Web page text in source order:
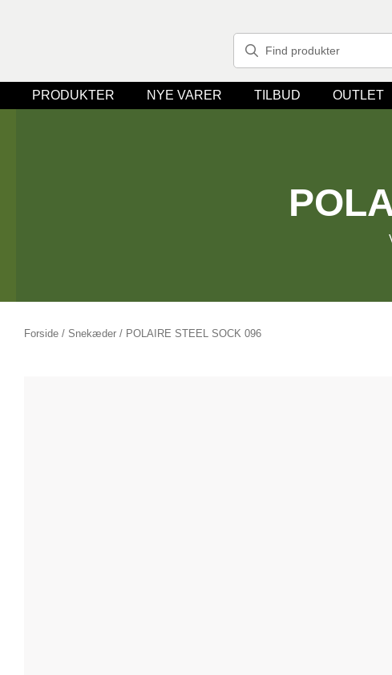
PRODUKTER NYE VARER TILBUD OUTLET
Forside / Snekæder / POLAIRE STEEL SOCK 096